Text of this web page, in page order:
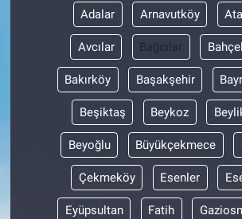
Adalar Arnavutköy
Avcılar Bağcılar
Bakırköy Başakşehir
Beşiktaş Beykoz
Beyoğlu Büyükçekmece
Çekmeköy Esenler
Eyüpsultan Fatih